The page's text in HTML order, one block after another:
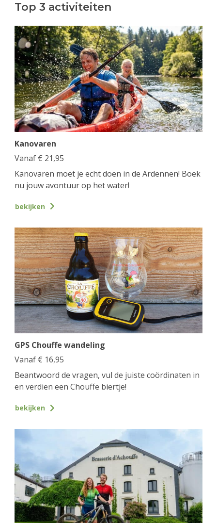
Top 3 activiteiten
Kanovaren
Vanaf € 21,95
Kanovaren moet je echt doen in de Ardennen! Boek
nu jouw avontuur op het water!
bekijken
GPS Chouffe wandeling
Vanaf € 16,95
Beantwoord de vragen, vul de juiste coördinaten in
en verdien een Chouffe biertje!
bekijken